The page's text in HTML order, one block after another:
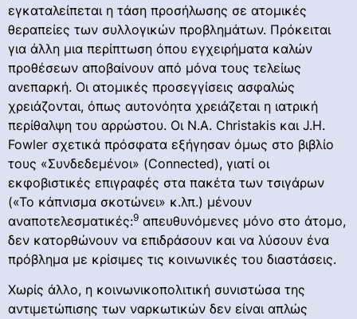
εγκαταλείπεται η τάση προσήλωσης σε ατομικές
θεραπείες των συλλογικών προβλημάτων. Πρόκειται
για άλλη μια περίπτωση όπου εγχειρήματα καλών
προθέσεων αποβαίνουν από μόνα τους τελείως
ανεπαρκή. Οι ατομικές προσεγγίσεις ασφαλώς
χρειάζονται, όπως αυτονόητα χρειάζεται η ιατρική
περίθαλψη του αρρώστου. Οι N.A. Christakis και J.H.
Fowler σχετικά πρόσφατα εξήγησαν όμως στο βιβλίο
τους «Συνδεδεμένοι» (Connected), γιατί οι
εκφοβιστικές επιγραφές στα πακέτα των τσιγάρων
(«Το κάπνισμα σκοτώνει» κ.λπ.) μένουν
αναποτελεσματικές:9 απευθυνόμενες μόνο στο άτομο,
δεν κατορθώνουν να επιδράσουν και να λύσουν ένα
πρόβλημα με κρίσιμες τις κοινωνικές του διαστάσεις.
Χωρίς άλλο, η κοινωνικοπολιτική συνιστώσα της
αντιμετώπισης των ναρκωτικών δεν είναι απλώς